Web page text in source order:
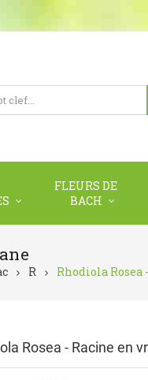
FLEURS DE
BACH
R Rhodiola Rosea
Rosea - Racine en